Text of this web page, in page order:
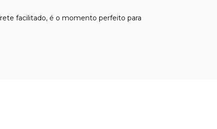
facilitado, é o momento perfeito para